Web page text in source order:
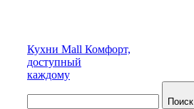
Кухни Mall Комфорт,
доступный
каждому
Поиск